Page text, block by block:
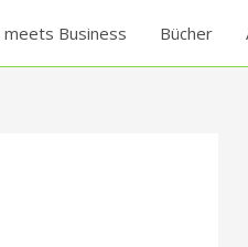
Business Bücher